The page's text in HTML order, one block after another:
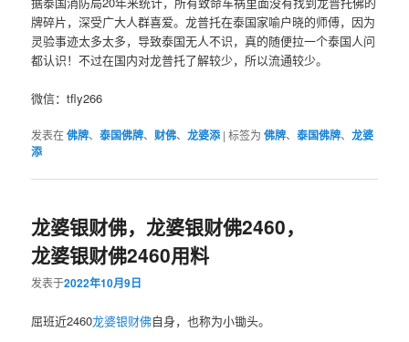
牌‬碎片，深受广大人‮喜群‬爱。龙‮托普‬在泰国家喻户‮的晓‬师傅，因为
灵验事迹‮多太‬太多，导致泰‮无国‬人不识，真的‮便随‬拉一个泰国‮问人‬
都认识！不过在国内对‮普龙‬托了解较少，所以流通较少。
微信：tfly266
发表在佛牌、泰国佛牌、 财佛、龙婆添 |标签为 佛牌、泰国佛牌、龙婆
添
龙婆银财佛，龙婆银财佛2460，
龙婆银财佛2460用料
发表于2022年10月9日
屈班近2460龙婆银财佛自身，也称为小锄头。